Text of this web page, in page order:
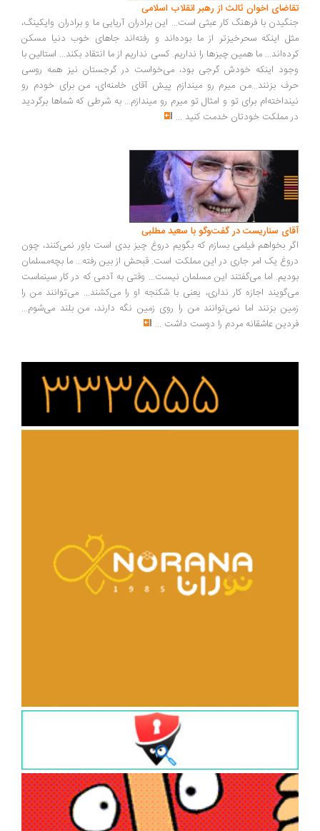
اخوان ثالث از رهبر انقلاب اسلامی
با فرهنگ کار عبثی است... این برادران آریایی ما و برادران وایکینگ،
اینکه سحرخیزتر از ما بوده‌اند و رفته‌اند جاهای خوب دنیا مسکن
ما همین چیزها را نداریم. کسی نداریم از ما انتقاد بکند... استالین با
اینکه خودش گرجی بود، می‌خواست در گرجستان نیز همه روسی
بزنند...من میرم رو میندازم پیش آقای خامنه‌ای، من برای خودم رو
برای تو و امثال تو میرم رو میندازم... به شرطی که شماها برگردید
مملکت خودتان خدمت کنید...
سناریست در گفت‌وگو با سعید مطلبی
بخواهم فیلمی بسازم که بگویم دروغ چیز بدی است باور نمی‌کنند، چون
یک امر جاری در این مملکت است. قبحش از بین رفته... ما بچه‌مسلمان
اما می‌گفتند این مسلمان نیست... وقتی به آدمی که در کار سینماست
اجازه کار نداری، یعنی با شکنجه او را می‌کشند... می‌توانند من را
بزنند اما نمی‌توانند من را روی زمین نگه دارند، من بلند می‌شوم...
عاشقانه مردم را دوست داشت ...